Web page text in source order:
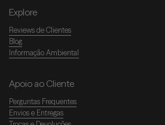
Explore
Reviews de Clientes
Blog
Informação Ambiental
Apoio ao Cliente
Perguntas Frequentes
Envios e Entregas